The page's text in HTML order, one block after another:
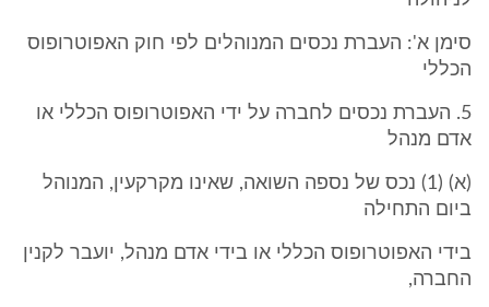
סימן א': העברת נכסים המנוהלים לפי חוק האפוטרופוס
הכללי
5. העברת נכסים לחברה על ידי האפוטרופוס הכללי או
אדם מנהל
(א) (1) נכס של נספה השואה, שאינו מקרקעין, המנוהל
ביום התחילה
בידי האפוטרופוס הכללי או בידי אדם מנהל, יועבר לקנין
החברה,